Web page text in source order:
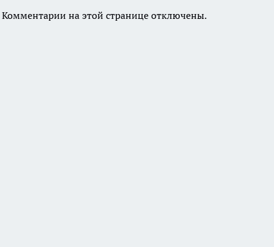
Комментарии на этой странице отключены.